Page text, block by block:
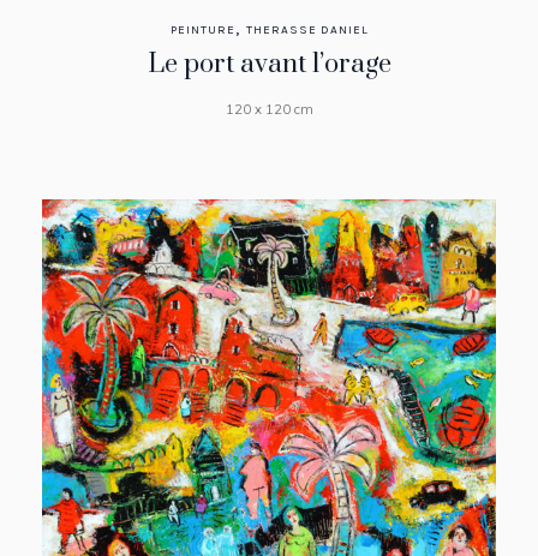
PEINTURE , THERASSE DANIEL
Le port avant l’orage
120 x 120 cm